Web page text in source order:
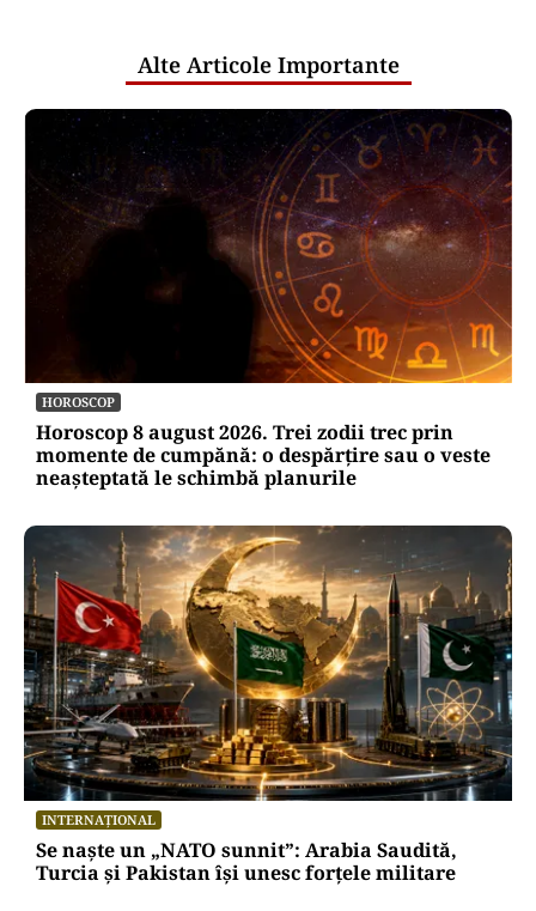
Alte Articole Importante
HOROSCOP
Horoscop 8 august 2026. Trei zodii trec prin
momente de cumpănă: o despărțire sau o veste
neașteptată le schimbă planurile
INTERNAȚIONAL
Se naște un „NATO sunnit”: Arabia Saudită,
Turcia și Pakistan își unesc forțele militare